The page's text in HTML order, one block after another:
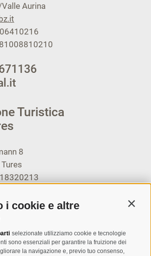
i cookie e altre
selezionate utilizziamo cookie e tecnologie
sono essenziali per garantire la fruizione dei
la navigazione e, previo tuo consenso,
Aurina
Turistica
8